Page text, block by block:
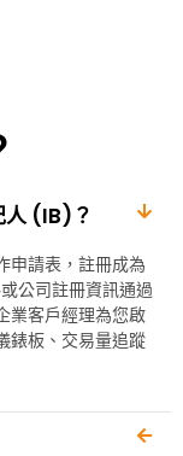
人 (IB)？
申請表，註冊成為
公司註冊資訊通過
業客戶經理為您啟
錶板、交易量追蹤